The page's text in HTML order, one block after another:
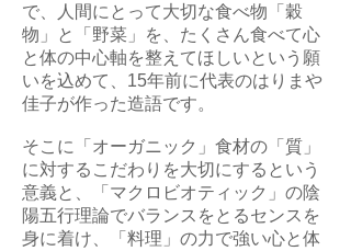
で、人間にとって大切な食べ物「穀
物」と「野菜」を、たくさん食べて心
と体の中心軸を整えてほしいという願
いを込めて、15年前に代表のはりまや
佳子が作った造語です。
そこに「オーガニック」食材の「質」
に対するこだわりを大切にするという
意義と、「マクロビオティック」の陰
陽五行理論でバランスをとるセンスを
身に着け、「料理」の力で強い心と体